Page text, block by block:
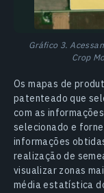
Gráfico 3.
Crop
Os mapas de
patenteado que
com as
selecionado e
informações
realização de
visualizar zonas
média estatística